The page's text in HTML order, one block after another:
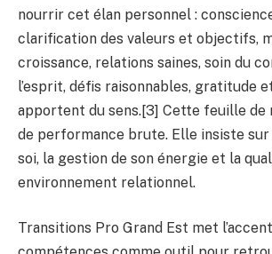
nourrir cet élan personnel :
clarification des valeurs et objectifs,
croissance, relations saines, soin du
l’esprit, défis raisonnables, gratitude
apportent du sens.[3] Cette feuille de
de performance brute. Elle insiste
soi, la gestion de son énergie et la
environnement relationnel.
Transitions Pro Grand Est met